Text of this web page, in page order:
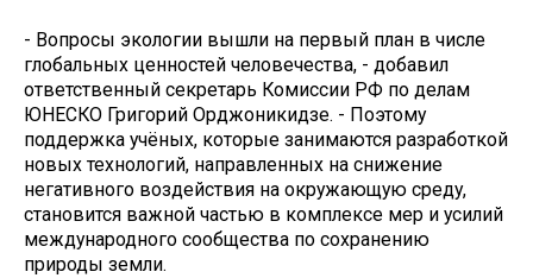
- Вопросы экологии вышли на первый план в числе
глобальных ценностей человечества, - добавил
ответственный секретарь Комиссии РФ по делам
ЮНЕСКО Григорий Орджоникидзе. - Поэтому
поддержка учёных, которые занимаются разработкой
новых технологий, направленных на снижение
негативного воздействия на окружающую среду,
становится важной частью в комплексе мер и усилий
международного сообщества по сохранению
природы земли.